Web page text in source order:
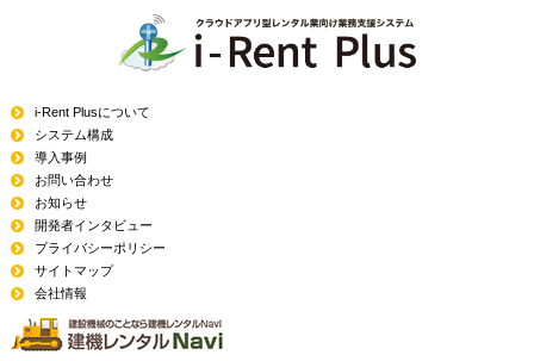
i-Rent Plusについて
システム構成
導入事例
お問い合わせ
お知らせ
開発者インタビュー
プライバシーポリシー
サイトマップ
会社情報